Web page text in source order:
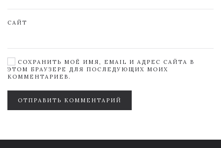
САЙТ
СОХРАНИТЬ МОЁ ИМЯ, EMAIL И АДРЕС САЙТА В
ЭТОМ БРАУЗЕРЕ ДЛЯ ПОСЛЕДУЮЩИХ МОИХ
КОММЕНТАРИЕВ.
ОТПРАВИТЬ КОММЕНТАРИЙ